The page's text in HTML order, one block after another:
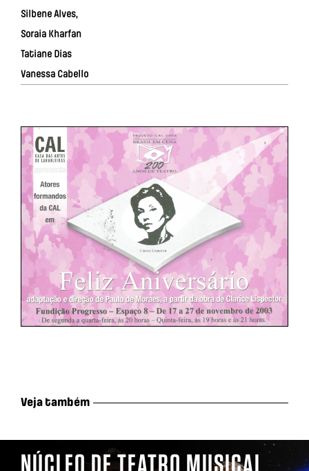
Silbene Alves,
Soraia Kharfan
Tatiane Dias
Vanessa Cabello
Veja também
NÚCLEO DE TEATRO MUSICAL